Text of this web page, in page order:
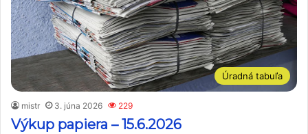
Úradná tabuľa
mistr 3. júna 2026 229
Výkup papiera – 15.6.2026